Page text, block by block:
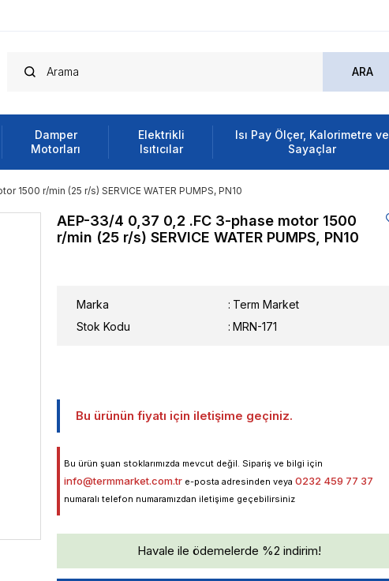
Damper
Motorları
Elektrikli
Isıtıcılar
Isı Pay Ölçer, Kalorimetre ve
Sayaçlar
1500 r/min (25 r/s) SERVICE WATER PUMPS, PN10
AEP-33/4 0,37 0,2 .FC 3-phase motor 1500
r/min (25 r/s) SERVICE WATER PUMPS, PN10
Marka : Term Market
Stok Kodu
MRN-171
Bu ürünün fiyatı için iletişime geçiniz.
Bu ürün şuan stoklarımızda mevcut değil. Sipariş ve bilgi için
info@termmarket.com.tr e-posta adresinden veya 0232 459 77 37
numaralı telefon numaramızdan iletişime geçebilirsiniz
Havale ile ödemelerde %2 indirim!